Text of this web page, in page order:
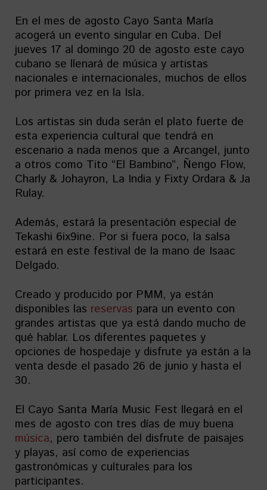
En el mes de agosto Cayo Santa María
acogerá un evento singular en Cuba. Del
jueves 17 al domingo 20 de agosto este cayo
cubano se llenará de música y artistas
nacionales e internacionales, muchos de ellos
por primera vez en la Isla.
Los artistas sin duda serán el plato fuerte de
esta experiencia cultural que tendrá en
escenario a nada menos que a Arcangel, junto
a otros como Tito “El Bambino”, Ñengo Flow,
Charly & Johayron, La India y Fixty Ordara & Ja
Rulay.
Además, estará la presentación especial de
Tekashi 6ix9ine. Por si fuera poco, la salsa
estará en este festival de la mano de Isaac
Delgado.
Creado y producido por PMM, ya están
disponibles las reservas para un evento con
grandes artistas que ya está dando mucho de
qué hablar. Los diferentes paquetes y
opciones de hospedaje y disfrute ya están a la
venta desde el pasado 26 de junio y hasta el
30.
El Cayo Santa María Music Fest llegará en el
mes de agosto con tres días de muy buena
música, pero también del disfrute de paisajes
y playas, así como de experiencias
gastronómicas y culturales para los
participantes.